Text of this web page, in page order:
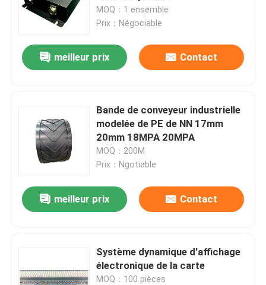
MOQ：1 ensemble
Prix：Négociable
meilleur prix Contact
Bande de conveyeur industrielle
modelée de PE de NN 17mm
20mm 18MPA 20MPA
MOQ：200M
Prix：Ngotiable
meilleur prix Contact
Système dynamique d'affichage
électronique de la carte
MOQ：100 pièces